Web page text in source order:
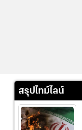
สรุปไทม์ไลน์